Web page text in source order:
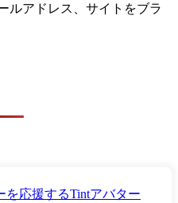
ルアドレス、サイトをブラ
を応援するTintアバター